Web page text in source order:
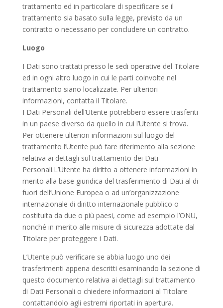
trattamento ed in particolare di specificare se il
trattamento sia basato sulla legge, previsto da un
contratto o necessario per concludere un contratto.
Luogo
I Dati sono trattati presso le sedi operative del Titolare
ed in ogni altro luogo in cui le parti coinvolte nel
trattamento siano localizzate. Per ulteriori
informazioni, contatta il Titolare.
I Dati Personali dell’Utente potrebbero essere trasferiti
in un paese diverso da quello in cui l’Utente si trova.
Per ottenere ulteriori informazioni sul luogo del
trattamento l’Utente può fare riferimento alla sezione
relativa ai dettagli sul trattamento dei Dati
Personali.L’Utente ha diritto a ottenere informazioni in
merito alla base giuridica del trasferimento di Dati al di
fuori dell’Unione Europea o ad un’organizzazione
internazionale di diritto internazionale pubblico o
costituita da due o più paesi, come ad esempio l’ONU,
nonché in merito alle misure di sicurezza adottate dal
Titolare per proteggere i Dati.
L’Utente può verificare se abbia luogo uno dei
trasferimenti appena descritti esaminando la sezione di
questo documento relativa ai dettagli sul trattamento
di Dati Personali o chiedere informazioni al Titolare
contattandolo agli estremi riportati in apertura.